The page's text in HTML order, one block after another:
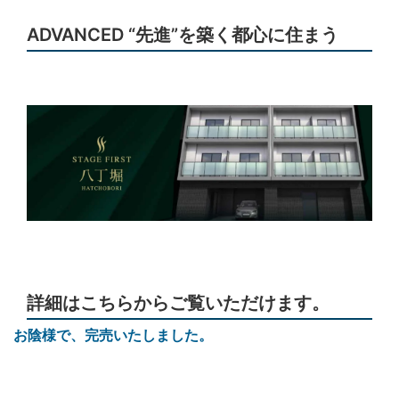
ADVANCED “先進”を築く都心に住まう
詳細はこちらからご覧いただけます。
お陰様で、完売いたしました。